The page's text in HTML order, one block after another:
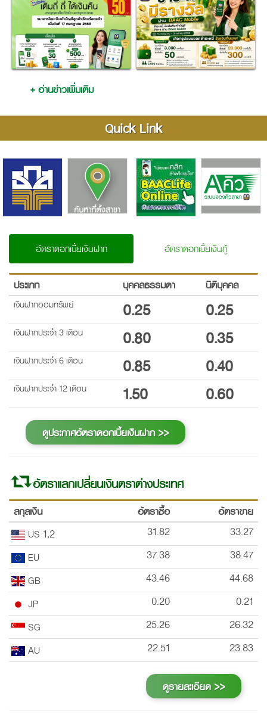
+ อ่านข่าวเพิ่มเติม
Quick Link
อัตราดอกเบี้ยเงินฝาก อัตราดอกเบี้ยเงินกู้
ประเภท บุคคลธรรมดา นิติบุคคล
เงินฝากออมทรัพย์ 0.25 0.25
เงินฝากประจำ 3 เดือน 0.80 0.35
เงินฝากประจำ 6 เดือน 0.85 0.40
เงินฝากประจำ 12 เดือน 1.50 0.60
ดูประกาศอัตราดอกเบี้ยเงินฝาก >>
อัตราแลกเปลี่ยนเงินตราต่างประเทศ
สกุลเงิน อัตราซื้อ
อัตราขาย
US 1,2
31.82
33.27
EU
37.38
38.47
GB
43.46
44.68
JP
0.20
0.21
SG
25.26
26.32
AU
22.51 23.83
ดูรายละเอียด >>